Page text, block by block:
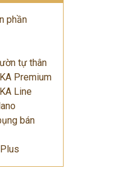
phần
tự thân
Premium
Line
bán